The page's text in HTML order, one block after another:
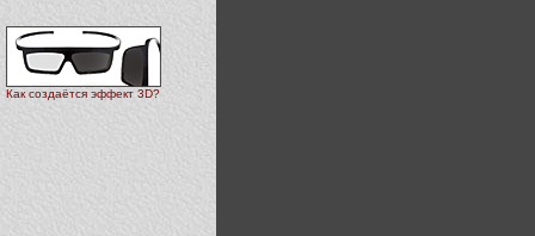
Как создаётся эффект 3D?